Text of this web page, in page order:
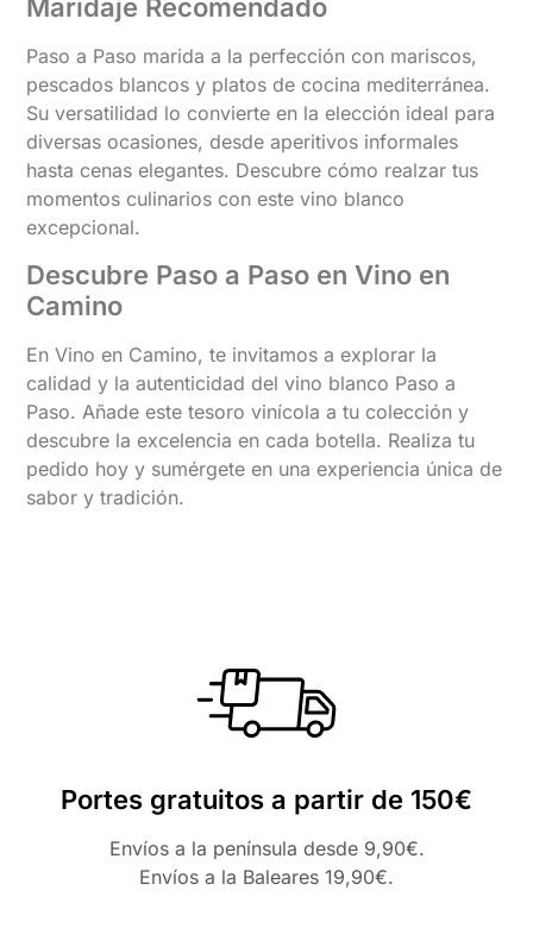
Maridaje Recomendado
Paso a Paso marida a la perfección con mariscos,
pescados blancos y platos de cocina mediterránea.
Su versatilidad lo convierte en la elección ideal para
diversas ocasiones, desde aperitivos informales
hasta cenas elegantes. Descubre cómo realzar tus
momentos culinarios con este vino blanco
excepcional.
Descubre Paso a Paso en Vino en
Camino
En Vino en Camino, te invitamos a explorar la
calidad y la autenticidad del vino blanco Paso a
Paso. Añade este tesoro vinícola a tu colección y
descubre la excelencia en cada botella. Realiza tu
pedido hoy y sumérgete en una experiencia única de
sabor y tradición.
Portes gratuitos a partir de 150€
Envíos a la península desde 9,90€.
Envíos a la Baleares 19,90€.